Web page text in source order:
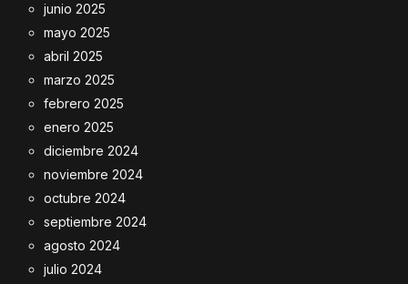
junio 2025
mayo 2025
abril 2025
marzo 2025
febrero 2025
enero 2025
diciembre 2024
noviembre 2024
octubre 2024
septiembre 2024
agosto 2024
julio 2024